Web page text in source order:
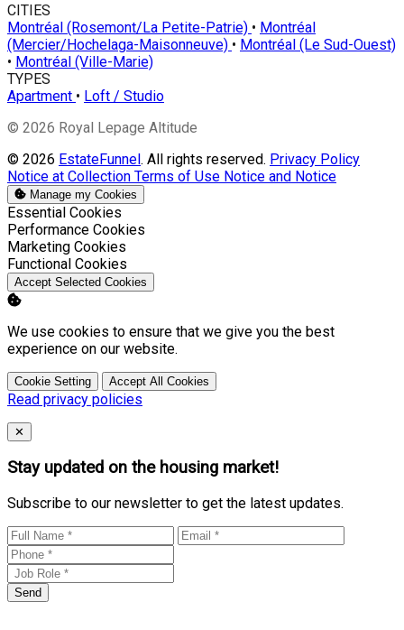
CITIES
Montréal (Rosemont/La Petite-Patrie) • Montréal
(Mercier/Hochelaga-Maisonneuve) • Montréal (Le Sud-Ouest)
• Montréal (Ville-Marie)
TYPES
Apartment • Loft / Studio
© 2026 Royal Lepage Altitude
© 2026 EstateFunnel. All rights reserved. Privacy Policy
Notice at Collection Terms of Use Notice and Notice
Manage my Cookies
Enable
Essential Cookies
Enable
Performance Cookies
Enable
Marketing Cookies
Enable
Functional Cookies
Accept Selected Cookies
We use cookies to ensure that we give you the best
experience on our website.
Cookie Setting Accept All Cookies
Read privacy policies
Close
✕
Stay updated on the housing market!
Subscribe to our newsletter to get the latest updates.
Send